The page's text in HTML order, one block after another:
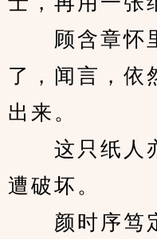
顾含章怀里
了，闻言，依
出来。
这只纸人亦
遭破坏。
颜时序笃定